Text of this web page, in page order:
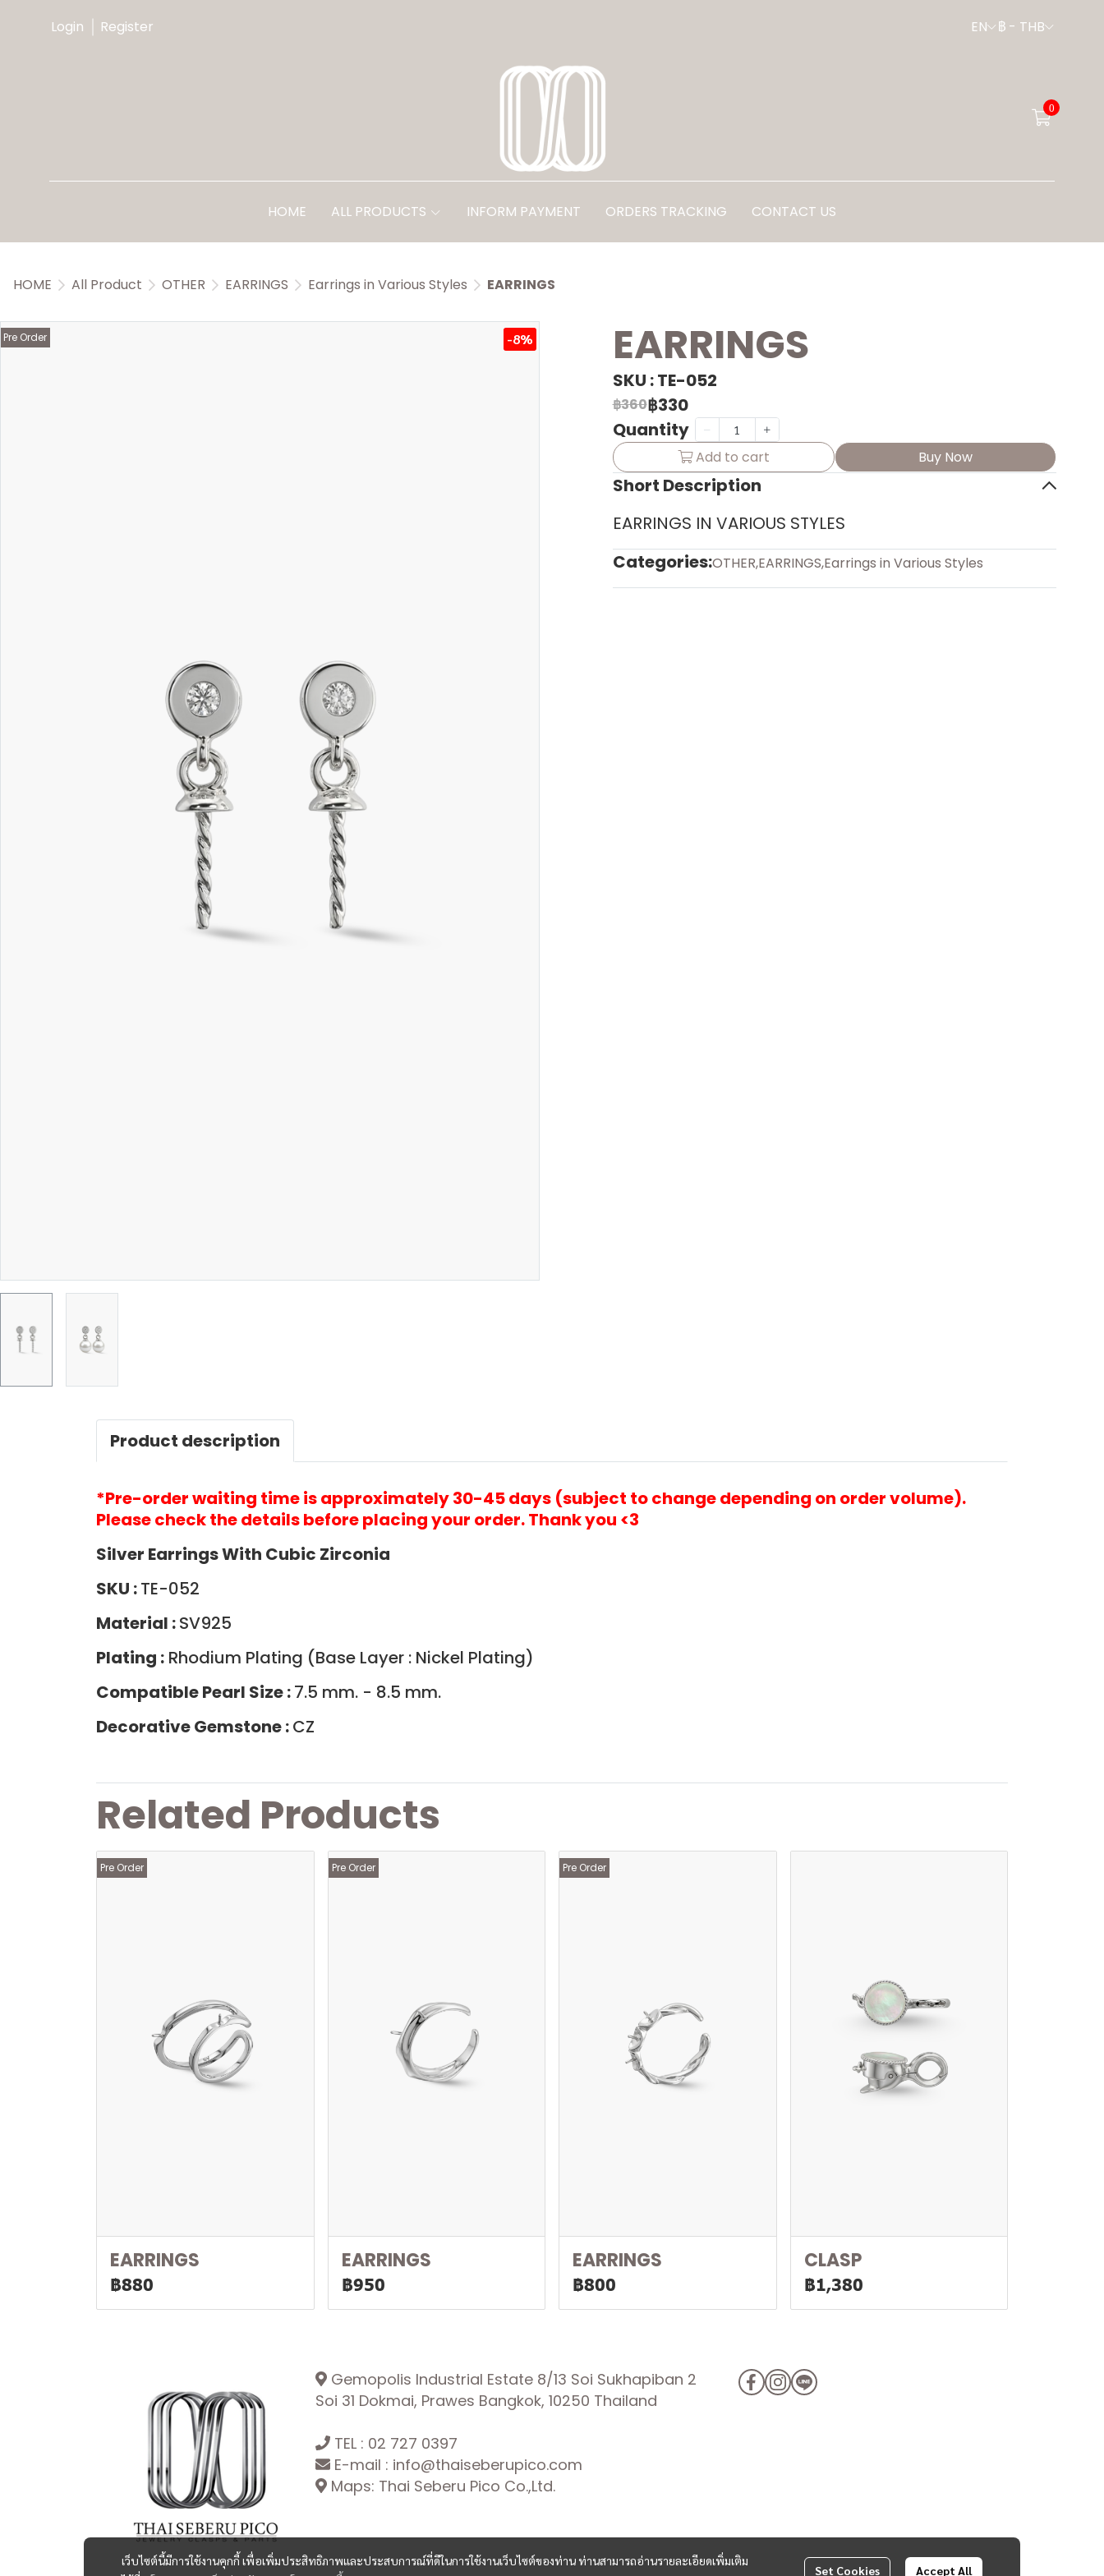
Login Register EN ฿ - THB
0
HOME ALL PRODUCTS INFORM PAYMENT ORDERS TRACKING CONTACT US
HOME All Product OTHER EARRINGS Earrings in Various Styles EARRINGS
Pre Order -8% EARRINGS
SKU : TE-052
฿360฿330
Quantity
Add to cart Buy Now
Short Description
EARRINGS IN VARIOUS STYLES
Categories:OTHER,EARRINGS,Earrings in Various Styles
Product description
*Pre-order waiting time is approximately 30-45 days (subject to change depending on order volume).
Please check the details before placing your order. Thank you <3
Silver Earrings With Cubic Zirconia
SKU :TE-052
Material :SV925
Plating : Rhodium Plating (Base Layer : Nickel Plating)
Compatible Pearl Size :7.5 mm. - 8.5 mm.
Decorative Gemstone :CZ
Related Products
Pre Order
EARRINGS
฿880
Pre Order
EARRINGS
฿950
Pre Order
EARRINGS
฿800
CLASP
฿1,380
เว็บไซต์นี้มีการใช้งานคุกกี้ เพื่อเพิ่มประสิทธิภาพและประสบการณ์ที่ดีในการใช้งานเว็บไซต์ของท่าน ท่านสามารถอ่านรายละเอียดเพิ่มเติม
Set Cookies Accept All
Gemopolis Industrial Estate 8/13 Soi Sukhapiban 2
Soi 31 Dokmai, Prawes Bangkok, 10250 Thailand
TEL : 02 727 0397
E-mail : info@thaiseberupico.com
Maps: Thai Seberu Pico Co.,Ltd.